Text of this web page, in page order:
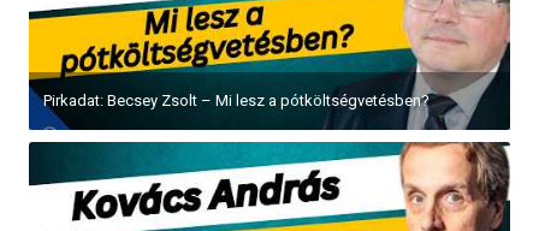
Pirkadat: Becsey Zsolt – Mi lesz a pótköltségvetésben?